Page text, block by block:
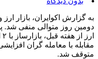
دومین روز متوالی منفی شد.
مقابله با معامله گران
متوقف شد.